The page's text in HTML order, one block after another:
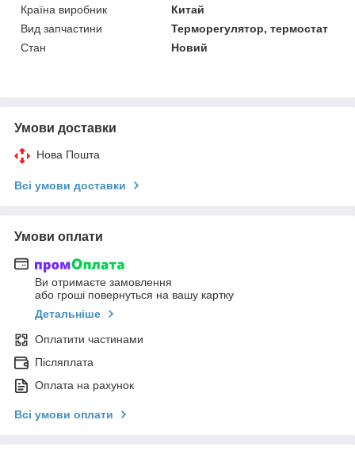
Країна виробник
Китай
Вид запчастини
Терморегулятор, термостат
Стан
Новий
Умови доставки
Нова Пошта
Всі умови доставки
Умови оплати
Ви отримаєте замовлення
або гроші повернуться на вашу картку
Детальніше
Оплатити частинами
Післяплата
Оплата на рахунок
Всі умови оплати